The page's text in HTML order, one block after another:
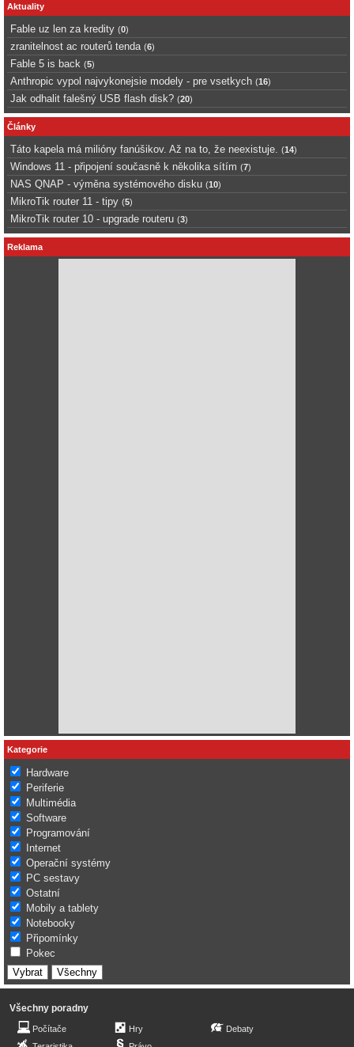
Aktuality
Fable uz len za kredity (0)
zranitelnost ac routerů tenda (6)
Fable 5 is back (5)
Anthropic vypol najvykonejsie modely - pre vsetkych (16)
Jak odhalit falešný USB flash disk? (20)
Články
Táto kapela má milióny fanúšikov. Až na to, že neexistuje. (14)
Windows 11 - připojení současně k několika sítím (7)
NAS QNAP - výměna systémového disku (10)
MikroTik router 11 - tipy (5)
MikroTik router 10 - upgrade routeru (3)
Reklama
Kategorie
Hardware
Periferie
Multimédia
Software
Programování
Internet
Operační systémy
PC sestavy
Ostatní
Mobily a tablety
Notebooky
Připomínky
Pokec
Všechny poradny
Počítače
Hry
Debaty